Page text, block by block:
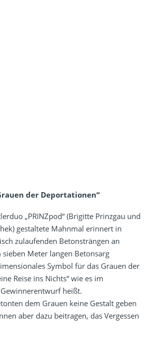
der Deportationen“
„PRINZpod“ (Brigitte Prinzgau und
) gestaltete Mahnmal erinnert in
zulaufenden Betonsträngen an
sieben Meter langen Betonsarg
Symbol für das Grauen der
Reise ins Nichts“ wie es im
heißt.
dem Grauen keine Gestalt geben
aber dazu beitragen, das Vergessen